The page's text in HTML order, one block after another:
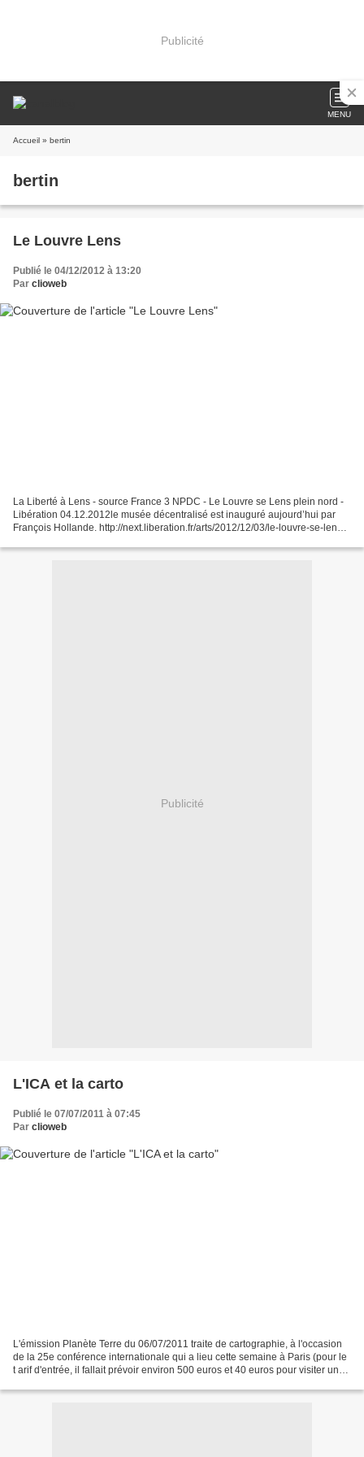
Publicité
MENU
Accueil » bertin
bertin
Le Louvre Lens
Publié le 04/12/2012 à 13:20
Par clioweb
La Liberté à Lens - source France 3 NPDC - Le Louvre se Lens plein nord -
Libération 04.12.2012le musée décentralisé est inauguré aujourd’hui par
François Hollande. http://next.liberation.fr/arts/2012/12/03/le-louvre-se-lens-
Publicité
L'ICA et la carto
Publié le 07/07/2011 à 07:45
Par clioweb
L'émission Planète Terre du 06/07/2011 traite de cartographie, à l'occasion
de la 25e conférence internationale qui a lieu cette semaine à Paris (pour le
t arif d'entrée, il fallait prévoir environ 500 euros et 40 euros pour visiter une